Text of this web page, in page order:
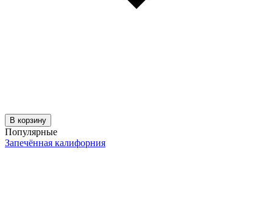
В корзину
Популярные
Запечённая калифорния